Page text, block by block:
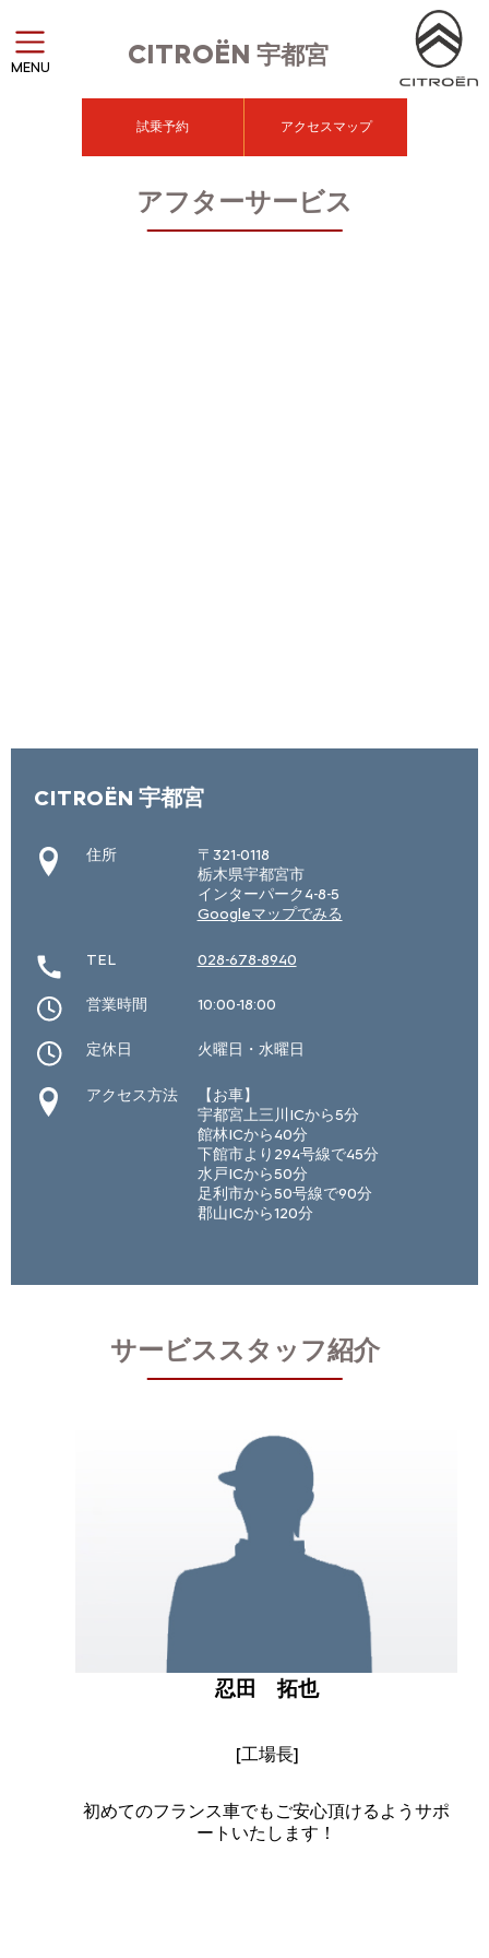
CITROËN 宇都宮
MENU
試乗予約 アクセスマップ
アフターサービス
CITROËN 宇都宮
住所
〒321-0118
栃木県宇都宮市
インターパーク4-8-5
Googleマップでみる
TEL 028-678-8940
営業時間 10:00-18:00
定休日 火曜日・水曜日
アクセス方法
【お車】
宇都宮上三川ICから5分
館林ICから40分
下館市より294号線で45分
水戸ICから50分
足利市から50号線で90分
郡山ICから120分
サービススタッフ紹介
忍田 拓也
[工場長]
初めてのフランス車でもご安心頂けるようサポ
ートいたします！